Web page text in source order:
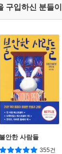
구입하신 분들이
불안한 사람들
355건